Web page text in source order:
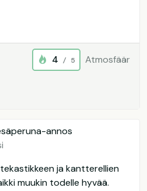
4 / 5 Atmosfäär
annos
ja kantterellien
muukin todelle hyvää.